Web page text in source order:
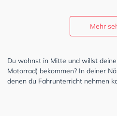
Mehr
Du wohnst in Mitte und willst
Motorrad) bekommen? In deiner
denen du Fahrunterricht nehmen